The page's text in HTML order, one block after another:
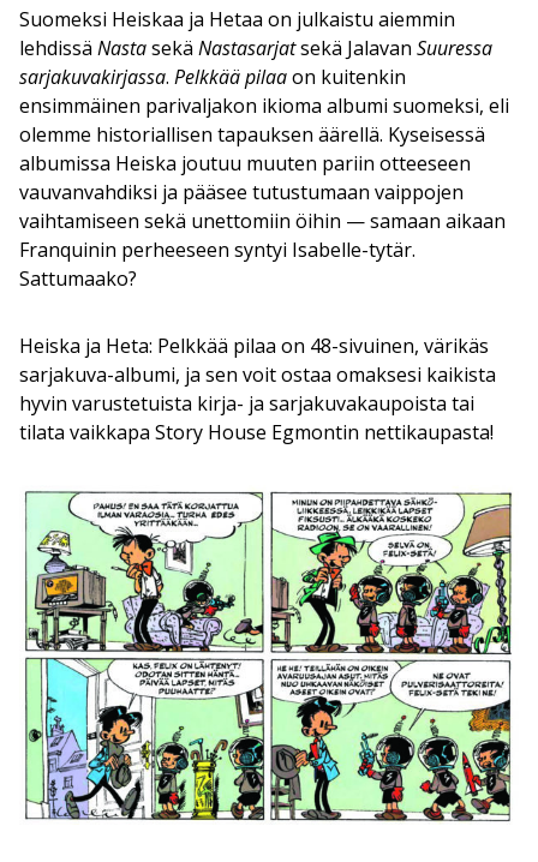
Suomeksi Heiskaa ja Hetaa on julkaistu aiemmin
lehdissä Nastasekä Nastasarjatsekä Jalavan Suuressa
sarjakuvakirjassa. Pelkkää pilaaon kuitenkin
ensimmäinen parivaljakon ikioma albumi suomeksi, eli
olemme historiallisen tapauksen äärellä. Kyseisessä
albumissa Heiska joutuu muuten pariin otteeseen
vauvanvahdiksi ja pääsee tutustumaan vaippojen
vaihtamiseen sekä unettomiin öihin — samaan aikaan
Franquinin perheeseen syntyi Isabelle-tytär.
Sattumaako?
Heiska ja Heta: Pelkkää pilaa on 48-sivuinen, värikäs
sarjakuva-albumi, ja sen voit ostaa omaksesi kaikista
hyvin varustetuista kirja- ja sarjakuvakaupoista tai
tilata vaikkapa Story House Egmontin nettikaupasta!